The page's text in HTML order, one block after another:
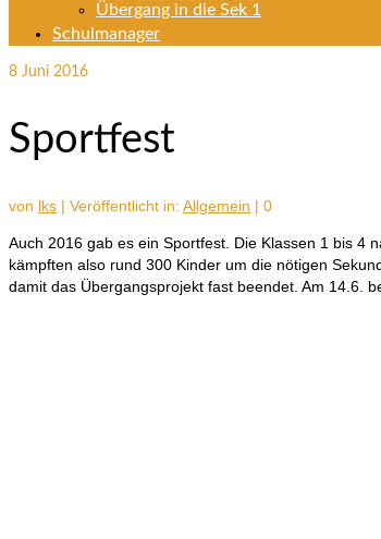
Übergang in die Sek 1
Schulmanager
8 Juni 2016
Sportfest
von lks | Veröffentlicht in: Allgemein | 0
Auch 2016 gab es ein Sportfest. Die Klassen 1 bis 4
kämpften also rund 300 Kinder um die nötigen
damit das Übergangsprojekt fast beendet. Am 14.6.